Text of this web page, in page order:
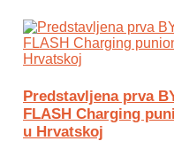
Predstavljena prva
FLASH Charging
u Hrvatskoj